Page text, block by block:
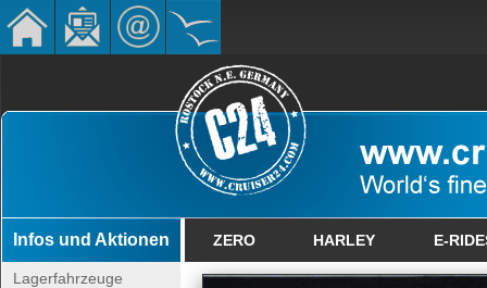
Infos und Aktionen
Lagerfahrzeuge
ZERO HARLEY E-